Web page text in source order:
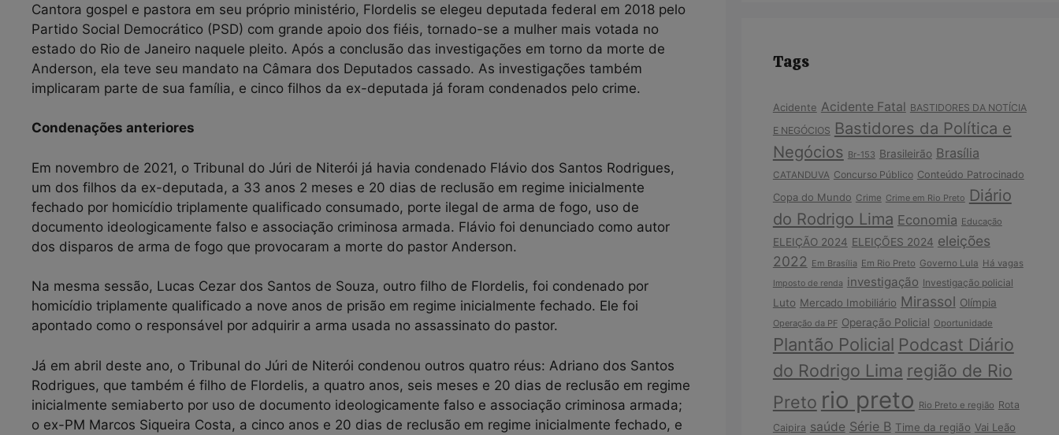
Cantora gospel e pastora em seu próprio ministério, Flordelis se elegeu deputada federal em 2018 pelo
Partido Social Democrático (PSD) com grande apoio dos fiéis, tornado-se a mulher mais votada no
estado do Rio de Janeiro naquele pleito. Após a conclusão das investigações em torno da morte de
Anderson, ela teve seu mandato na Câmara dos Deputados cassado. As investigações também
implicaram parte de sua família, e cinco filhos da ex-deputada já foram condenados pelo crime.
Condenações anteriores
Em novembro de 2021, o Tribunal do Júri de Niterói já havia condenado Flávio dos Santos Rodrigues,
um dos filhos da ex-deputada, a 33 anos 2 meses e 20 dias de reclusão em regime inicialmente
fechado por homicídio triplamente qualificado consumado, porte ilegal de arma de fogo, uso de
documento ideologicamente falso e associação criminosa armada. Flávio foi denunciado como autor
dos disparos de arma de fogo que provocaram a morte do pastor Anderson.
Na mesma sessão, Lucas Cezar dos Santos de Souza, outro filho de Flordelis, foi condenado por
homicídio triplamente qualificado a nove anos de prisão em regime inicialmente fechado. Ele foi
apontado como o responsável por adquirir a arma usada no assassinato do pastor.
Já em abril deste ano, o Tribunal do Júri de Niterói condenou outros quatro réus: Adriano dos Santos
Rodrigues, que também é filho de Flordelis, a quatro anos, seis meses e 20 dias de reclusão em regime
inicialmente semiaberto por uso de documento ideologicamente falso e associação criminosa armada;
o ex-PM Marcos Siqueira Costa, a cinco anos e 20 dias de reclusão em regime inicialmente fechado, e
Tags
Acidente Acidente Fatal BASTIDORES DA NOTÍCIA
E NEGÓCIOS Bastidores da Política e
Negócios Br-153 Brasileirão Brasília
CATANDUVA Concurso Público Conteúdo Patrocinado
Copa do Mundo Crime Crime em Rio Preto Diário
do Rodrigo Lima Economia Educação
ELEIÇÃO 2024 ELEIÇÕES 2024 eleições
2022 Em Brasília Em Rio Preto Governo Lula Há vagas
Imposto de renda investigação Investigação policial
Luto Mercado Imobiliário Mirassol Olímpia
Operação da PF Operação Policial Oportunidade
Plantão Policial Podcast Diário
do Rodrigo Lima região de Rio
Preto rio preto Rio Preto e região Rota
Caipira saúde Série B Time da região Vai Leão